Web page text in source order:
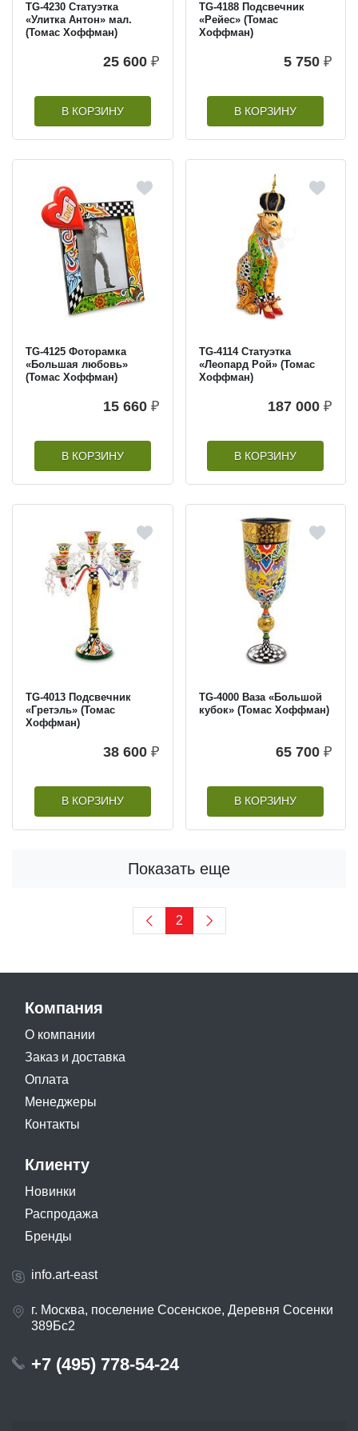
TG-4230 Статуэтка
«Улитка Антон» мал.
(Томас Хоффман)
25 600 ₽
В КОРЗИНУ
TG-4188 Подсвечник
«Рейес» (Томас
Хоффман)
5 750 ₽
В КОРЗИНУ
TG-4125 Фоторамка
«Большая любовь»
(Томас Хоффман)
15 660 ₽
В КОРЗИНУ
TG-4114 Статуэтка
«Леопард Рой» (Томас
Хоффман)
187 000 ₽
В КОРЗИНУ
TG-4013 Подсвечник
«Гретэль» (Томас
Хоффман)
38 600 ₽
В КОРЗИНУ
TG-4000 Ваза «Большой
кубок» (Томас Хоффман)
65 700 ₽
В КОРЗИНУ
Показать еще
2
Компания
О компании
Заказ и доставка
Оплата
Менеджеры
Контакты
Клиенту
Новинки
Распродажа
Бренды
info.art-east
г. Москва, поселение Сосенское, Деревня Сосенки
389Бс2
+7 (495) 778-54-24